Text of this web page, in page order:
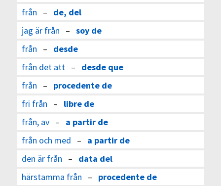
från – de, del
jag är från – soy de
från – desde
från det att– desde que
från – procedente de
fri från – libre de
från, av– a partir de
från och med – a partir de
den är från – data del
härstamma från – procedente de